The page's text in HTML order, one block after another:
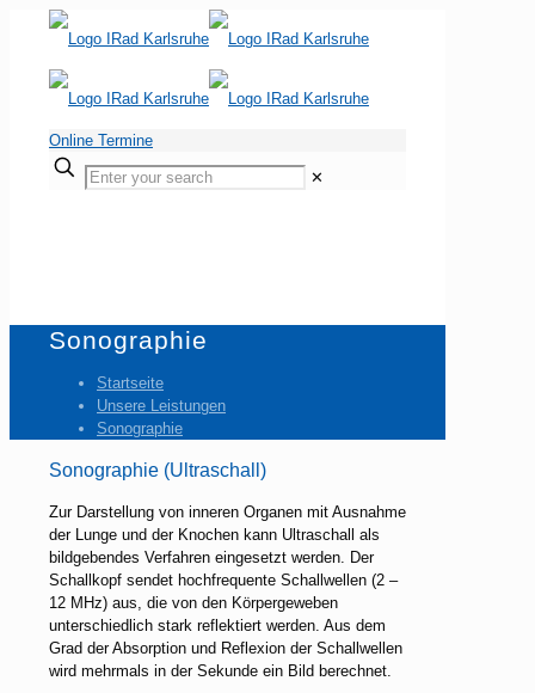
Online Termine
Enter
your
✕
Sonographie
Startseite
Unsere Leistungen
Sonographie
Sonographie (Ultraschall)
Zur Darstellung von inneren Organen mit Ausnahme
der Lunge und der Knochen kann Ultraschall als
bildgebendes Verfahren eingesetzt werden. Der
Schallkopf sendet hochfrequente Schallwellen (2 –
12 MHz) aus, die von den Körpergeweben
unterschiedlich stark reflektiert werden. Aus dem
Grad der Absorption und Reflexion der Schallwellen
wird mehrmals in der Sekunde ein Bild berechnet.